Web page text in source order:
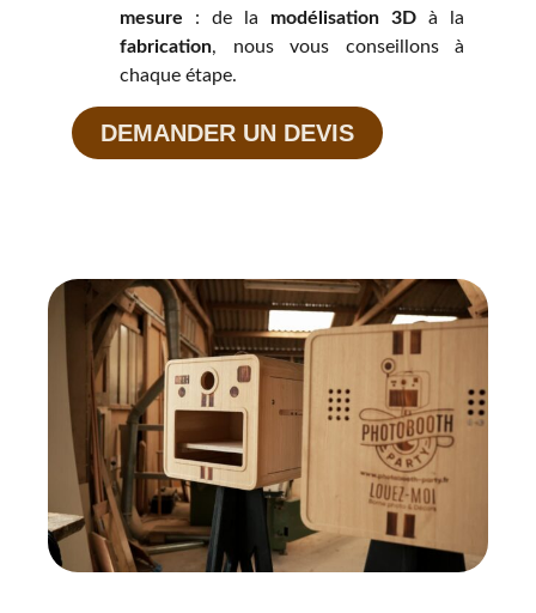
mesure : de la modélisation 3D à la
fabrication, nous vous conseillons à
chaque étape.
DEMANDER UN DEVIS